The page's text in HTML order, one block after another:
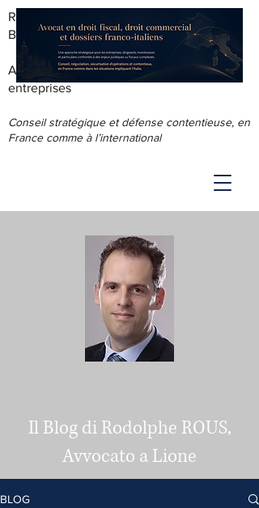
RODOLPHE ROUS - AVOCAT AU
BARREAU DE LYON
Accompagnement juridique & fiscal des
entreprises
Conseil stratégique et défense contentieuse, en
France comme à l’international
Il Blog di Rodolphe ROUS,
Avvocato a Lione
BLOG